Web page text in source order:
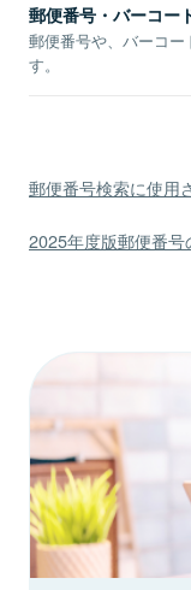
郵便番号・バーコー
郵便番号や、バーコー
す。
郵便番号検索に使用
2025年度版郵便番号